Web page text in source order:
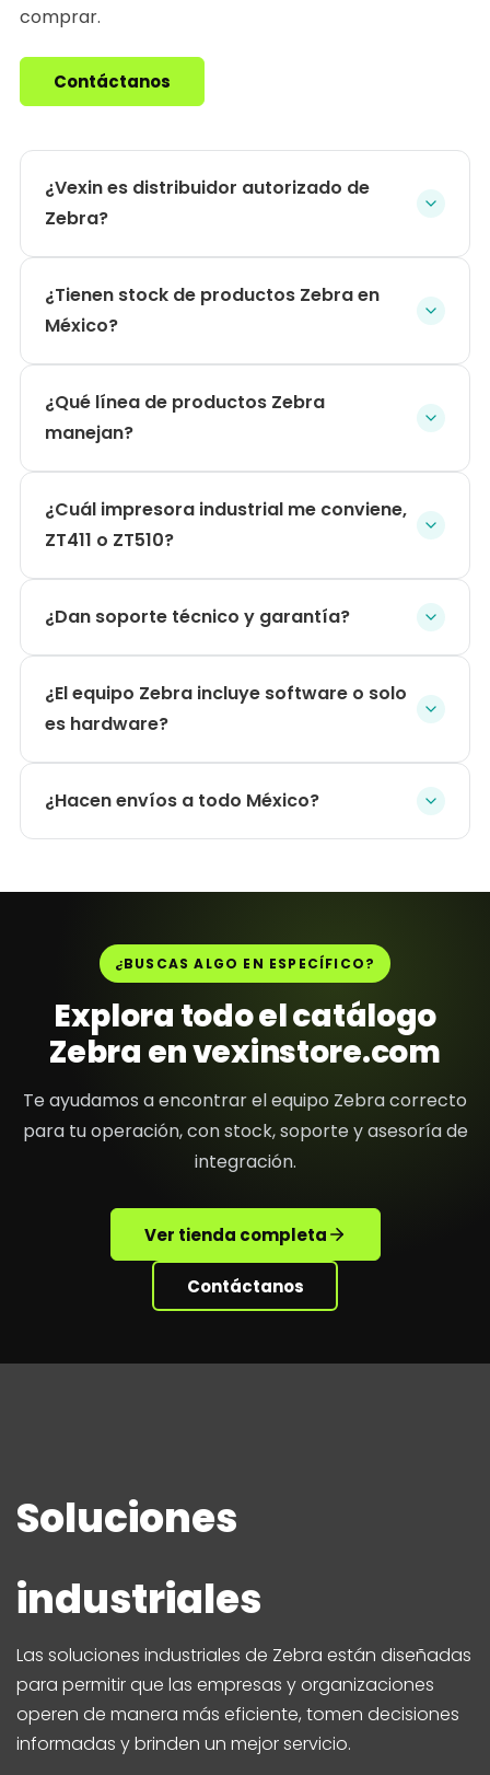
comprar.
Contáctanos
¿Vexin es distribuidor autorizado de
Zebra?
¿Tienen stock de productos Zebra en
México?
¿Qué línea de productos Zebra
manejan?
¿Cuál impresora industrial me conviene,
ZT411 o ZT510?
¿Dan soporte técnico y garantía?
¿El equipo Zebra incluye software o solo
es hardware?
¿Hacen envíos a todo México?
¿BUSCAS ALGO EN ESPECÍFICO?
Explora todo el catálogo
Zebra en vexinstore.com
Te ayudamos a encontrar el equipo Zebra correcto
para tu operación, con stock, soporte y asesoría de
integración.
Ver tienda completa
Contáctanos
Soluciones
industriales
Las soluciones industriales de Zebra están diseñadas
para permitir que las empresas y organizaciones
operen de manera más eficiente, tomen decisiones
informadas y brinden un mejor servicio.